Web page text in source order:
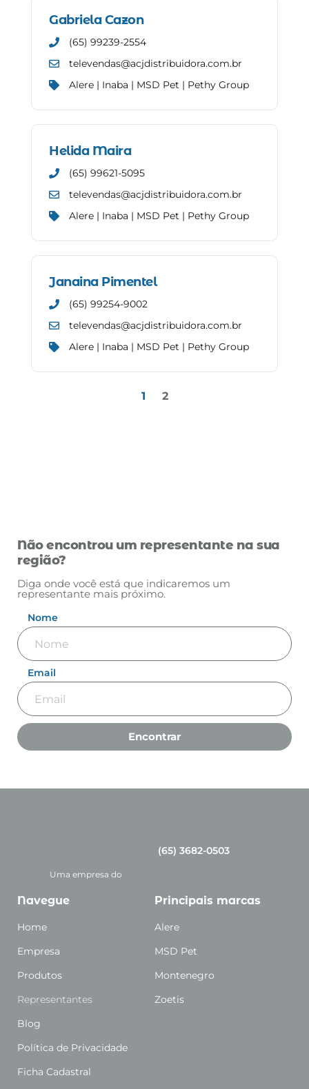
Gabriela Cazon
(65) 99239-2554
televendas@acjdistribuidora.com.br
Alere | Inaba | MSD Pet | Pethy Group
Helida Maira
(65) 99621-5095
televendas@acjdistribuidora.com.br
Alere | Inaba | MSD Pet | Pethy Group
Janaina Pimentel
(65) 99254-9002
televendas@acjdistribuidora.com.br
Alere | Inaba | MSD Pet | Pethy Group
1 2
Não encontrou um representante na sua
região?
Diga onde você está que indicaremos um
representante mais próximo.
Nome
Email
Encontrar
(65) 3682-0503
Uma empresa do
Navegue
Home
Empresa
Produtos
Representantes
Blog
Política de Privacidade
Ficha Cadastral
Principais marcas
Alere
MSD Pet
Montenegro
Zoetis